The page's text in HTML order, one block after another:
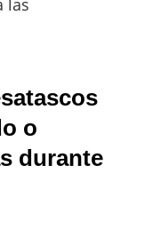
las
o
durante